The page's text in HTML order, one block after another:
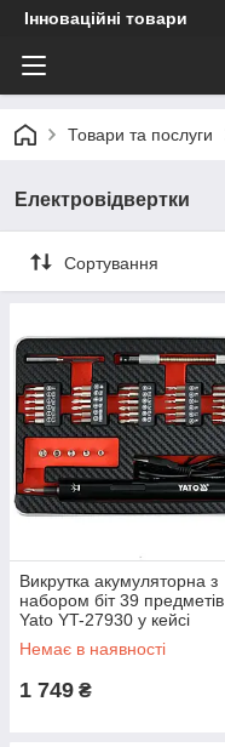
Інноваційні товари
Товари та послуги
Електровідвертки
Сортування
Викрутка акумуляторна з
набором біт 39 предметів
Yato YT-27930 у кейсі
(Чорний)
Немає в наявності
1 749 ₴